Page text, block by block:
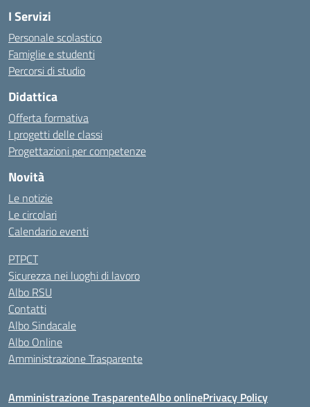
I Servizi
Personale scolastico
Famiglie e studenti
Percorsi di studio
Didattica
Offerta formativa
I progetti delle classi
Progettazioni per competenze
Novità
Le notizie
Le circolari
Calendario eventi
PTPCT
Sicurezza nei luoghi di lavoro
Albo RSU
Contatti
Albo Sindacale
Albo Online
Amministrazione Trasparente
Amministrazione TrasparenteAlbo onlinePrivacy Policy